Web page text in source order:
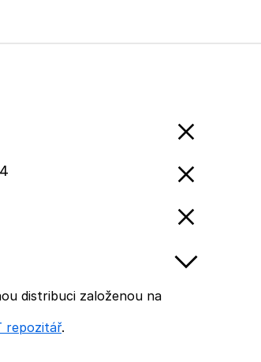
distribuci založenou na
repozitář.